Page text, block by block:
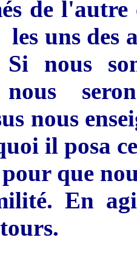
de
les uns
nous
nous
nous
il posa
pour que
En